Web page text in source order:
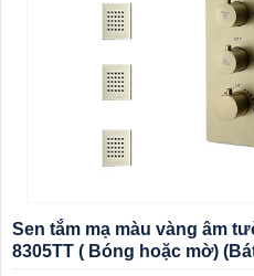
Sen tắm mạ màu vàng âm
8305TT ( Bóng hoặc mờ)